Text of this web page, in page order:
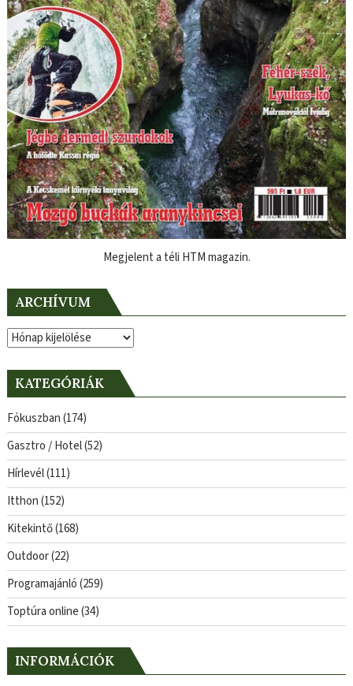
Megjelent a téli HTM magazin.
ARCHÍVUM
Archívum
KATEGÓRIÁK
Fókuszban(174)
Gasztro / Hotel(52)
Hírlevél(111)
Itthon(152)
Kitekintő(168)
Outdoor(22)
Programajánló(259)
Toptúra online(34)
INFORMÁCIÓK